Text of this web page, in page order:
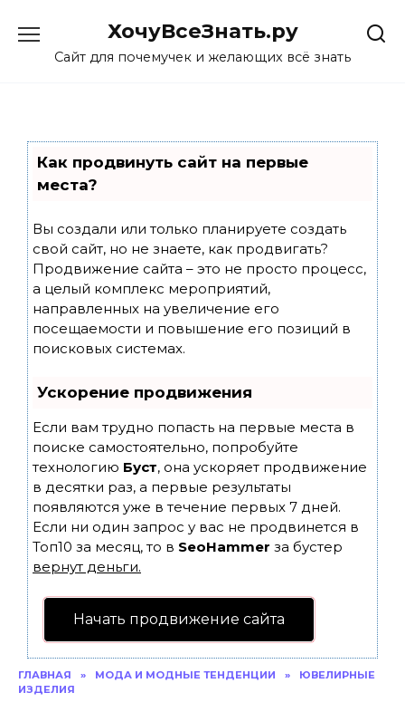
content
ХочуВсеЗнать.ру
Сайт для почемучек и желающих всё знать
Как продвинуть сайт на первые
места?
Вы создали или только планируете создать
свой сайт, но не знаете, как продвигать?
Продвижение сайта – это не просто процесс,
а целый комплекс мероприятий,
направленных на увеличение его
посещаемости и повышение его позиций в
поисковых системах.
Ускорение продвижения
Если вам трудно попасть на первые места в
поиске самостоятельно, попробуйте
технологию Буст, она ускоряет продвижение
в десятки раз, а первые результаты
появляются уже в течение первых 7 дней.
Если ни один запрос у вас не продвинется в
Топ10 за месяц, то в SeoHammer за бустер
вернут деньги.
Начать продвижение сайта
ГЛАВНАЯ » МОДА И МОДНЫЕ ТЕНДЕНЦИИ »
ЮВЕЛИРНЫЕ
ИЗДЕЛИЯ